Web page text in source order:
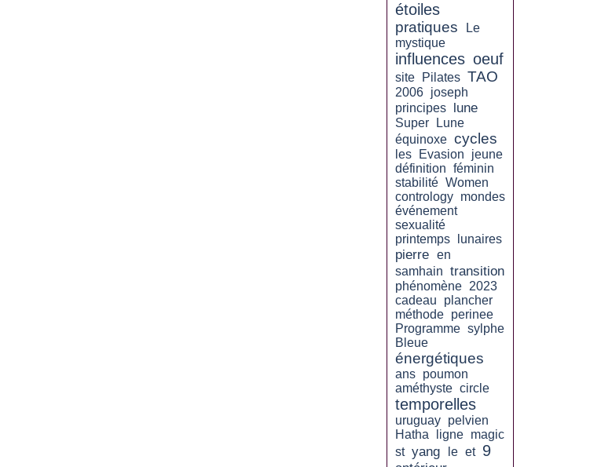
étoiles
pratiques
Le
mystique
influences oeuf
site Pilates TAO
2006 joseph
principes lune
Super
Lune
équinoxe cycles
les Evasion
jeune
définition féminin
stabilité Women
contrology mondes
événement
sexualité
printemps
lunaires
pierre en
samhain transition
phénomène 2023
cadeau
plancher
méthode perinee
Programme sylphe
Bleue
énergétiques
ans poumon
améthyste circle
temporelles
uruguay pelvien
Hatha
ligne magic
st yang le et 9